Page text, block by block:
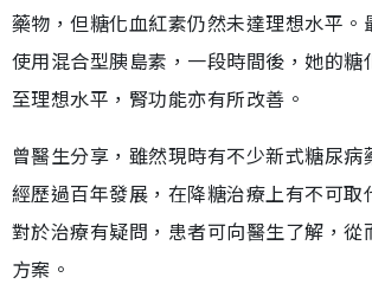
藥物，但糖化血紅素仍然未達理想水平。
使用混合型胰島素，一段時間後，她的糖
至理想水平，腎功能亦有所改善。
曾醫生分享，雖然現時有不少新式糖尿病
經歷過百年發展，在降糖治療上有不可取
對於治療有疑問，患者可向醫生了解，從
方案。